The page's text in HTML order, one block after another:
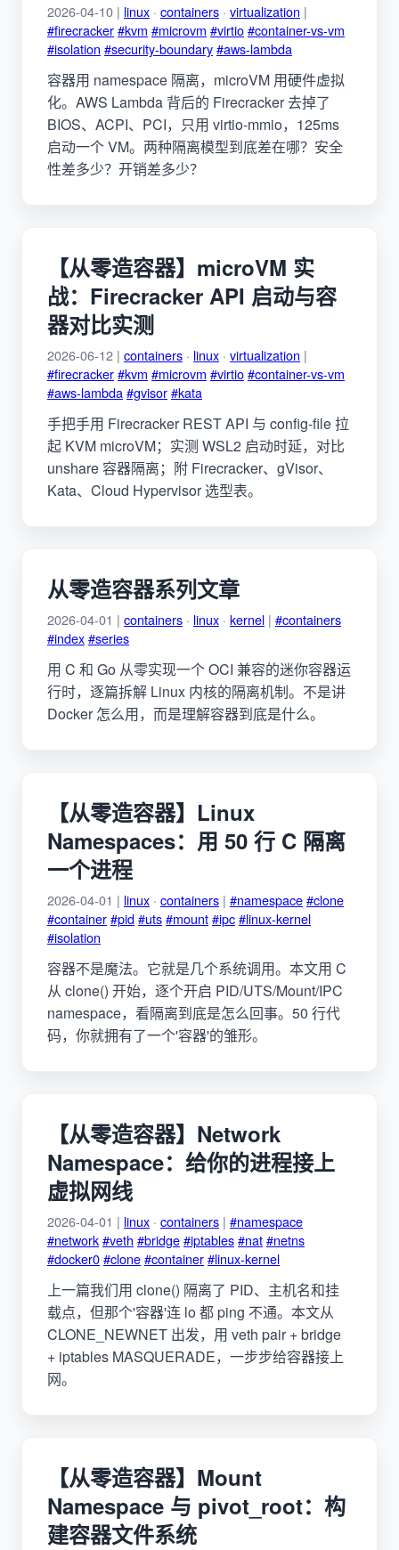
2026-04-10 | linux · containers · virtualization |
#firecracker#kvm #microvm #virtio#container-vs-vm
#isolation #security-boundary#aws-lambda
容器用 namespace 隔离，microVM 用硬件虚拟
化。AWS Lambda 背后的 Firecracker 去掉了
BIOS、ACPI、PCI，只用 virtio-mmio，125ms
启动一个 VM。两种隔离模型到底差在哪？安全
性差多少？开销差多少？
【从零造容器】microVM 实
战：Firecracker API 启动与容
器对比实测
2026-06-12 | containers · linux · virtualization |
#firecracker#kvm #microvm #virtio#container-vs-vm
#aws-lambda#gvisor#kata
手把手用 Firecracker REST API 与 config-file 拉
起 KVM microVM；实测 WSL2 启动时延，对比
unshare 容器隔离；附 Firecracker、gVisor、
Kata、Cloud Hypervisor 选型表。
从零造容器系列文章
2026-04-01 | containers · linux · kernel | #containers
#index#series
用 C 和 Go 从零实现一个 OCI 兼容的迷你容器运
行时，逐篇拆解 Linux 内核的隔离机制。不是讲
Docker 怎么用，而是理解容器到底是什么。
【从零造容器】Linux
Namespaces：用 50 行 C 隔离
一个进程
2026-04-01 | linux · containers | #namespace#clone
#container#pid#uts#mount#ipc#linux-kernel
#isolation
容器不是魔法。它就是几个系统调用。本文用 C
从 clone() 开始，逐个开启 PID/UTS/Mount/IPC
namespace，看隔离到底是怎么回事。50 行代
码，你就拥有了一个'容器'的雏形。
【从零造容器】Network
Namespace：给你的进程接上
虚拟网线
2026-04-01 | linux · containers | #namespace
#network#veth #bridge#iptables#nat#netns
#docker0#clone#container#linux-kernel
上一篇我们用 clone() 隔离了 PID、主机名和挂
载点，但那个'容器'连 lo 都 ping 不通。本文从
CLONE_NEWNET 出发，用 veth pair + bridge
+ iptables MASQUERADE，一步步给容器接上
网。
【从零造容器】Mount
Namespace 与 pivot_root：构
建容器文件系统